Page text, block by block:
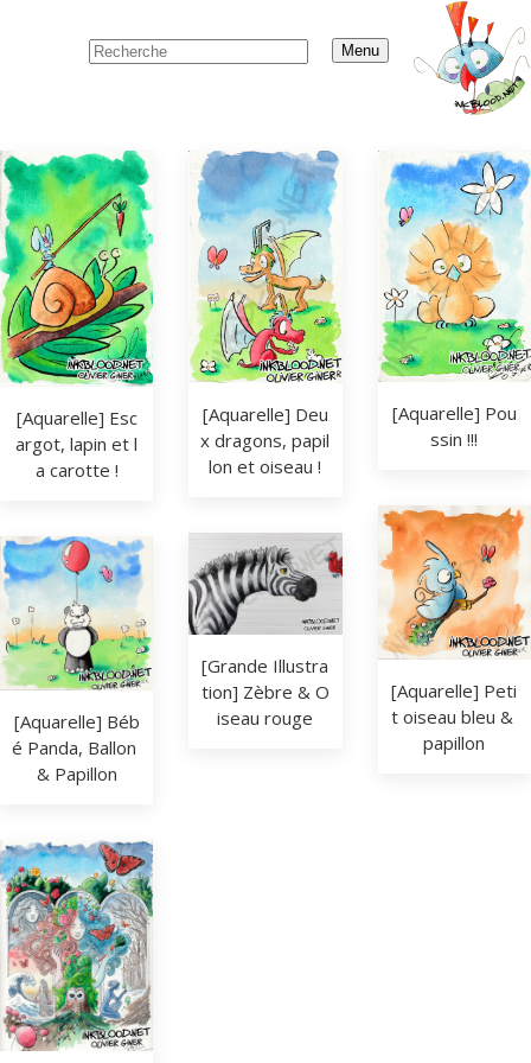
Menu
[Aquarelle] Esc
argot, lapin et l
a carotte !
[Aquarelle] Deu
x dragons, papil
lon et oiseau !
[Aquarelle] Pou
ssin !!!
[Aquarelle] Béb
é Panda, Ballon
& Papillon
[Grande Illustra
tion] Zèbre & O
iseau rouge
[Aquarelle] Peti
t oiseau bleu &
papillon